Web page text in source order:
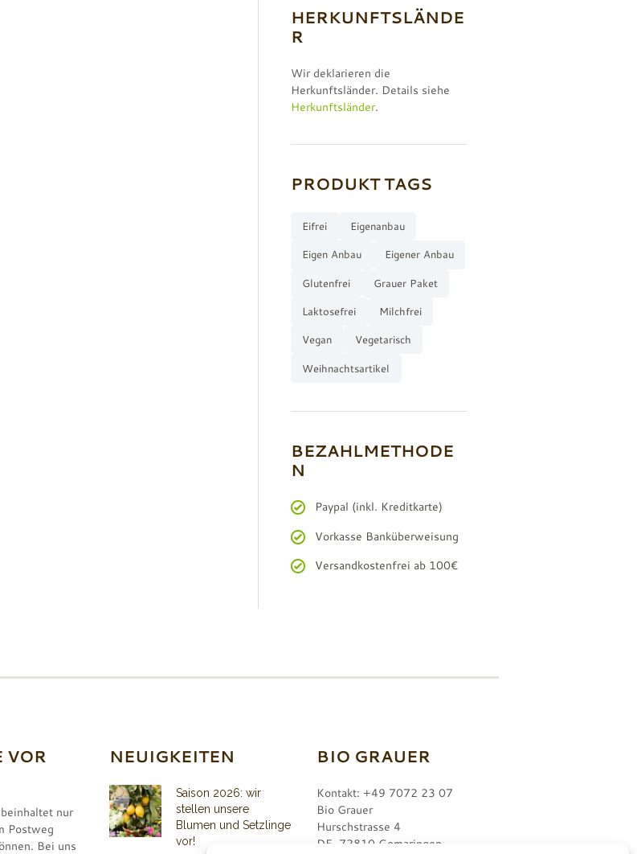
HERKUNFTSLÄNDE
R
Wir deklarieren die
Herkunftsländer. Details siehe
Herkunftsländer.
PRODUKT TAGS
Eifrei
Eigenanbau
Eigen Anbau
Eigener Anbau
Glutenfrei
Grauer Paket
Laktosefrei
Milchfrei
Vegan
Vegetarisch
Weihnachtsartikel
BEZAHLMETHODE
N
Paypal (inkl. Kreditkarte)
Vorkasse Banküberweisung
Versandkostenfrei ab 100€
VOR
nur
Postweg
Bei uns
NEUIGKEITEN
Saison 2026: wir
stellen unsere
Blumen und Setzlinge
vor!
BIO GRAUER
Kontakt: +49 7072 23 07
Bio Grauer
Hurschstrasse 4
DE-72810 Gomaringen